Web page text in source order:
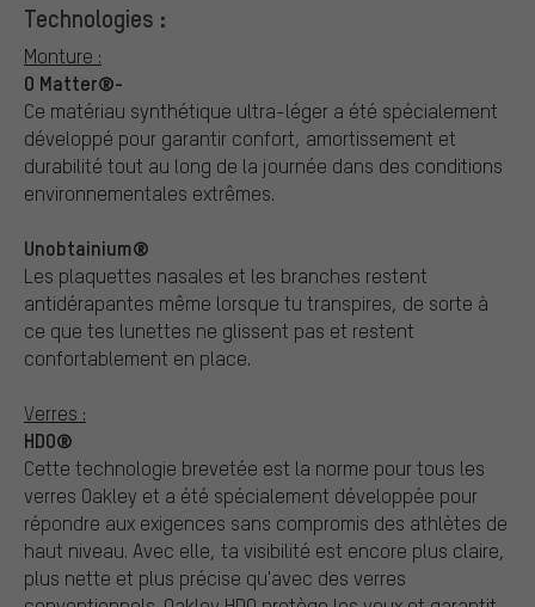
Technologies :
Monture :
O Matter®-
Ce matériau synthétique ultra-léger a été spécialement
développé pour garantir confort, amortissement et
durabilité tout au long de la journée dans des conditions
environnementales extrêmes.
Unobtainium®
Les plaquettes nasales et les branches restent
antidérapantes même lorsque tu transpires, de sorte à
ce que tes lunettes ne glissent pas et restent
confortablement en place.
Verres :
HDO®
Cette technologie brevetée est la norme pour tous les
verres Oakley et a été spécialement développée pour
répondre aux exigences sans compromis des athlètes de
haut niveau. Avec elle, ta visibilité est encore plus claire,
plus nette et plus précise qu'avec des verres